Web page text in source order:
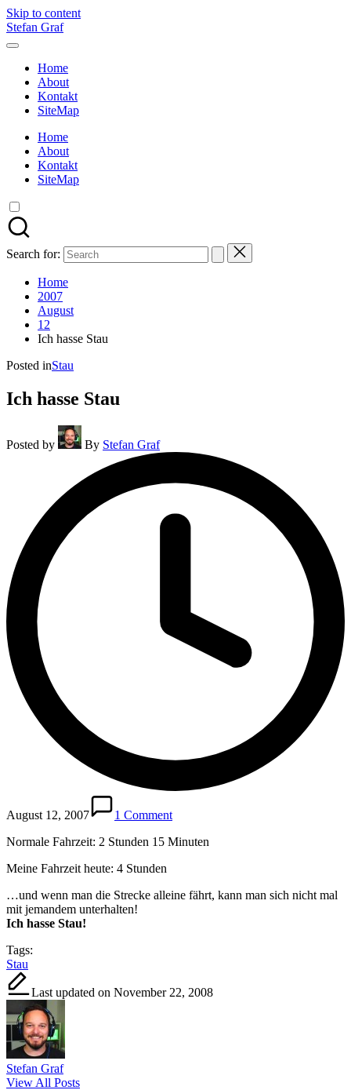
Skip to content
Stefan Graf
Home
About
Kontakt
SiteMap
Home
About
Kontakt
SiteMap
Search for:
Home
2007
August
12
Ich hasse Stau
Posted inStau
Ich hasse Stau
Posted by By Stefan Graf
August 12, 2007
1 Comment
Normale Fahrzeit: 2 Stunden 15 Minuten
Meine Fahrzeit heute: 4 Stunden
…und wenn man die Strecke alleine fährt, kann man sich nicht mal
mit jemandem unterhalten!
Ich hasse Stau!
Tags:
Stau
Last updated on November 22, 2008
Stefan Graf
View All Posts